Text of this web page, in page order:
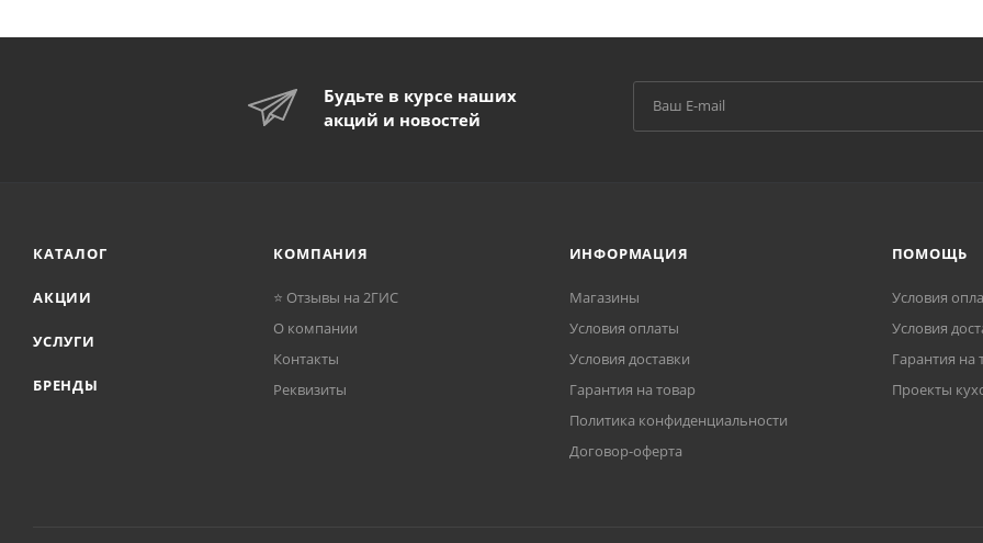
Будьте в курсе наших
акций и новостей
КАТАЛОГ
АКЦИИ
УСЛУГИ
БРЕНДЫ
КОМПАНИЯ
⭐ Отзывы на 2ГИС
О компании
Контакты
Реквизиты
ИНФОРМАЦИЯ
Магазины
Условия оплаты
Условия доставки
Гарантия на товар
Политика конфиденциальности
Договор-оферта
ПОМОЩЬ
Условия
Условия
Гарантия на
Проекты